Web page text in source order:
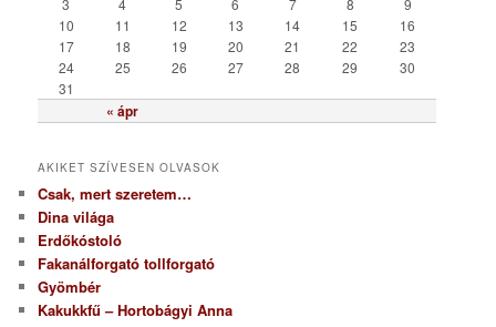
« ápr
3
4 5 6 7 8
9
10
11 12 13 14 15
16
17
18 19 20 21 22
23
24
25 26 27 28 29
30
31
AKIKET SZÍVESEN OLVASOK
Csak, mert szeretem…
Dina világa
Erdőkóstoló
Fakanálforgató tollforgató
Gyömbér
Kakukkfű – Hortobágyi Anna